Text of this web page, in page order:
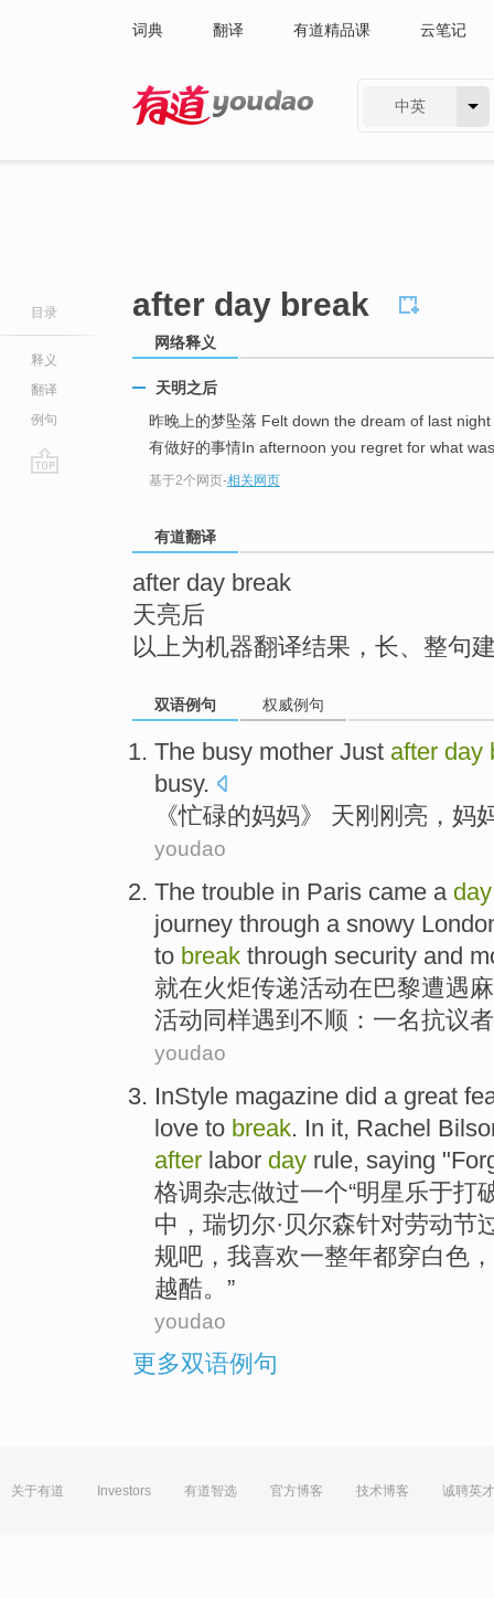
词典 翻译 有道精品课 云笔记
中英
目录
释义
翻译
例句
after day break
网络释义
天明之后
昨晚上的梦坠落 Felt down the dream of last night
有做好的事情In afternoon you regret for what
基于2个网页-相关网页
有道翻译
after day break
天亮后
以上为机器翻译结果，长、整句
双语例句 权威例句
The busy mother Just after day
busy.
《忙碌的妈妈》 天刚刚 亮 ，妈
youdao
The trouble in Paris came a
journey through a snowy
to break through security and
就在火炬传递活动在巴黎遭遇
活动同样遇到不顺： 一名抗议者
youdao
InStyle magazine did a great
love to break. In it, Rachel
after labor day rule, saying "
格调杂志做过一个“明星乐于打
中， 瑞切尔·贝尔森针对劳动节
规吧，我喜欢一整年都穿白色
越酷。”
youdao
更多双语例句
关于有道 Investors 有道智选 官方博客 技术博客 诚聘英才